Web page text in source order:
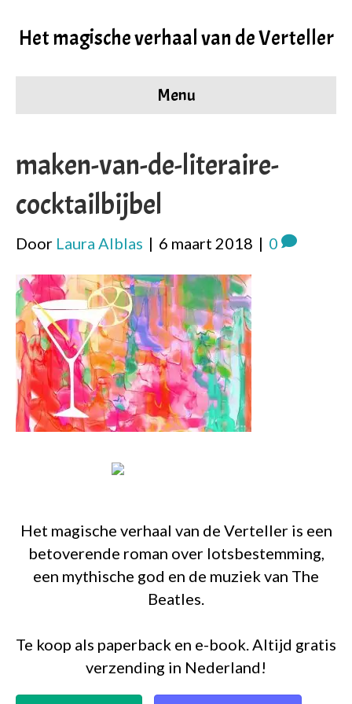
Het magische verhaal van de Verteller
Menu
maken-van-de-literaire-
cocktailbijbel
Door Laura Alblas | 6 maart 2018 | 0
Het magische verhaal van de Verteller is een
betoverende roman over lotsbestemming,
een mythische god en de muziek van The
Beatles.
Te koop als paperback en e-book. Altijd gratis
verzending in Nederland!